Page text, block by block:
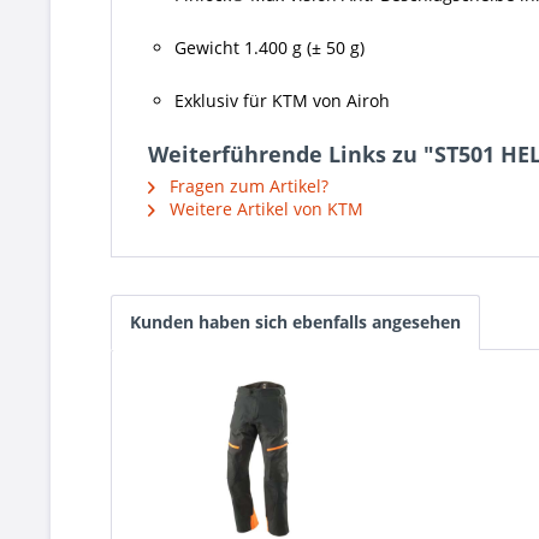
Gewicht 1.400 g (± 50 g)
Exklusiv für KTM von Airoh
Weiterführende Links zu "ST501
Fragen zum Artikel?
Weitere Artikel von KTM
Kunden haben sich ebenfalls angesehen